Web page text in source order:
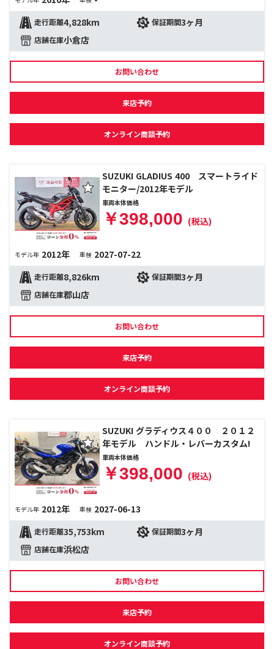
走行距離4,828km 保証期間3ヶ月
店舗在庫小倉店
お問い合わせ
来店予約
オンライン商談予約
SUZUKI GLADIUS 400 スマートライド
モニター/2012年モデル
車両本体価格
￥398,000 (税込)
モデル年 2012年 車検 2027-07-22
走行距離8,826km 保証期間3ヶ月
店舗在庫郡山店
お問い合わせ
来店予約
オンライン商談予約
SUZUKI グラディウス４００ ２０１２
年モデル ハンドル・レバーカスタム!
車両本体価格
￥398,000 (税込)
モデル年 2012年 車検 2027-06-13
走行距離35,753km 保証期間3ヶ月
店舗在庫浜松店
お問い合わせ
来店予約
オンライン商談予約